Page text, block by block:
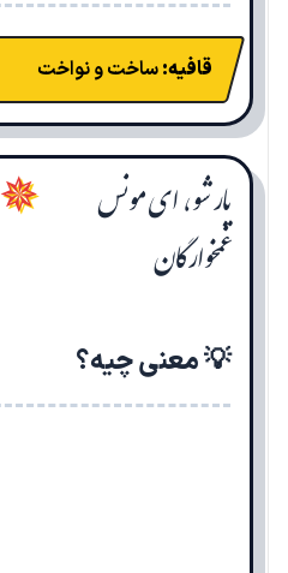
قافیه:ساخت و نواخت
یار شو، ای مونس
غمخوارگان
✵
💡 معنی چیه؟